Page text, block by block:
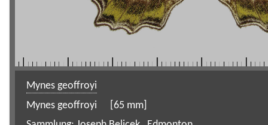
Mynes geoffroyi
Mynes geoffroyi
[65 mm]